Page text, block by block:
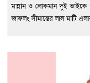
মান্নান ও লোকমান দুই
জাফলং সীমান্তের লাল মাটি